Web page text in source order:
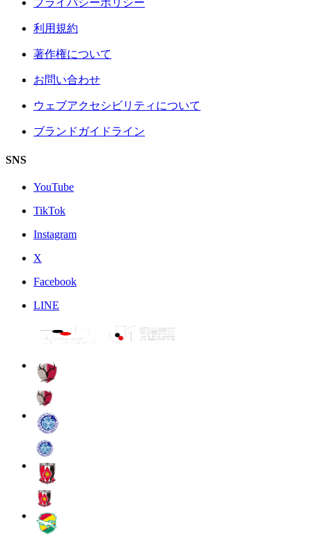
プライバシーポリシー
利用規約
著作権について
お問い合わせ
ウェブアクセシビリティについて
ブランドガイドライン
SNS
YouTube
TikTok
Instagram
X
Facebook
LINE